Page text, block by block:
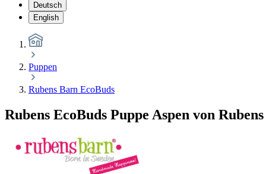
Deutsch
English
Puppen
Rubens Barn EcoBuds
Rubens EcoBuds Puppe Aspen von